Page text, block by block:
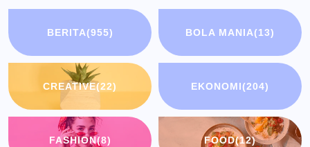
BERITA(955) BOLA MANIA(13)
CREATIVE(22) EKONOMI(204)
FASHION(8) FOOD(12)